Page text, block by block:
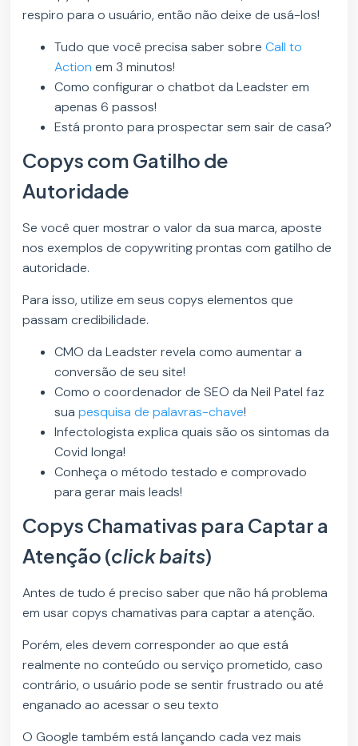
respiro para o usuário, então não deixe de usá-los!
Tudo que você precisa saber sobreCall to
Action em 3 minutos!
Como configurar o chatbot da Leadster em
apenas 6 passos!
Está pronto para prospectar sem sair de casa?
Copys com Gatilho de
Autoridade
Se você quer mostrar o valor da sua marca, aposte
nos exemplos de copywriting prontas com gatilho de
autoridade.
Para isso, utilize em seus copys elementos que
passam credibilidade.
CMO da Leadster revela como aumentar a
conversão de seu site!
Como o coordenador de SEO da Neil Patel faz
suapesquisa de palavras-chave!
Infectologista explica quais são os sintomas da
Covid longa!
Conheça o método testado e comprovado
para gerar mais leads!
Copys Chamativas para Captar a
Atenção (click baits)
Antes de tudo é preciso saber que não há problema
em usar copys chamativas para captar a atenção.
Porém, eles devem corresponder ao que está
realmente no conteúdo ou serviço prometido, caso
contrário, o usuário pode se sentir frustrado ou até
enganado ao acessar o seu texto
O Google também está lançando cada vez mais